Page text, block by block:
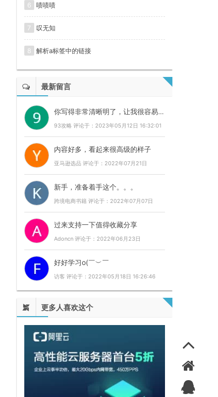
6 啧啧啧
7 叹无知
8 解析a标签中的链接
最新留言
你写得非常清晰明了，让我很容易理解你的观点。
93攻略 评论于：2023年05月12日 16:32:01
内容好多，看起来很高级的样子
亚马逊选品 评论于：2022年07月21日
03:20:26
新手，准备着手这个。。。
跨境电商书籍 评论于：2022年07月07日
04:48:21
过来支持一下值得收藏分享
Adoncn 评论于：2022年06月23日
22:33:07
好好学习o(￣︶￣
访客 评论于：2022年05月18日 16:26:46
更多人喜欢这个